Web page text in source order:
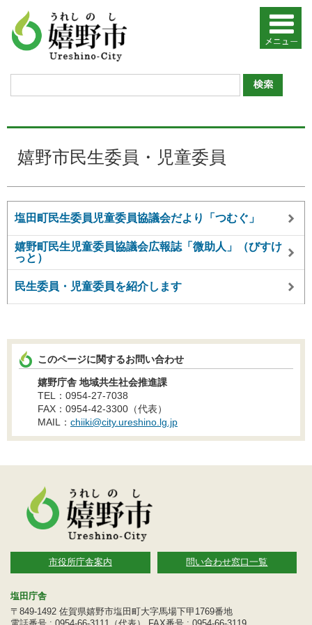
嬉野市民生委員・児童委員
塩田町民生委員児童委員協議会だより「つむぐ」
嬉野町民生児童委員協議会広報誌「微助人」（びすけ
っと）
民生委員・児童委員を紹介します
このページに関するお問い合わせ
嬉野庁舎 地域共生社会推進課
TEL：0954-27-7038
FAX：0954-42-3300（代表）
MAIL： chiiki@city.ureshino.lg.jp
市役所庁舎案内 問い合わせ窓口一覧
塩田庁舎
〒849-1492 佐賀県嬉野市塩田町大字馬場下甲1769番地